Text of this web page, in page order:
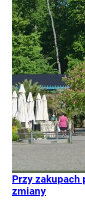
Przy zakupach
zmiany